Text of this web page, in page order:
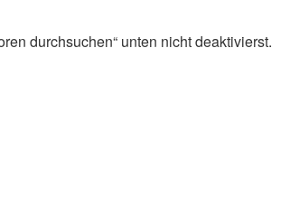
durchsuchen“ unten nicht deaktivierst.